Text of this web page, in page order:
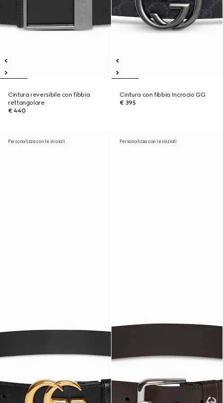
Cintura reversibile con fibbia
rettangolare
€ 440
Cintura con fibbia Incrocio GG
€ 395
Personalizza con le iniziali Personalizza con le iniziali